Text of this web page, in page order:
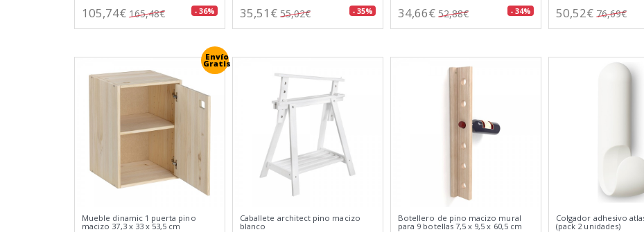
105,74€ 165,48€ - 36% 35,51€ 55,02€ - 35% 34,66€ 52,88€ - 34% 50,52€ 76,69€
Envío
Gratis
Mueble dinamic 1 puerta pino
macizo 37,3 x 33 x 53,5 cm
Caballete architect pino macizo
blanco
Botellero de pino macizo mural
para 9 botellas 7,5 x 9,5 x 60,5 cm
Colgador adhesivo
(pack 2 unidades)